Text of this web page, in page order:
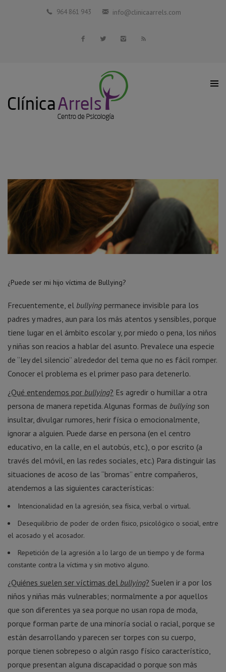
Blog
964 861 943 info@clinicaarrels.com
¿Puede ser mi hijo víctima de Bullying?
Frecuentemente, el bullying permanece invisible para los
padres y madres, aun para los más atentos y sensibles, porque
tiene lugar en el ámbito escolar y, por miedo o pena, los niños
y niñas son reacios a hablar del asunto. Prevalece una especie
de “ley del silencio” alrededor del tema que no es fácil romper.
Conocer el problema es el primer paso para detenerlo.
¿Qué entendemos por bullying? Es agredir o humillar a otra
persona de manera repetida. Algunas formas de bullying son
insultar, divulgar rumores, herir física o emocionalmente,
ignorar a alguien. Puede darse en persona (en el centro
educativo, en la calle, en el autobús, etc.), o por escrito (a
través del móvil, en las redes sociales, etc.) Para distinguir las
situaciones de acoso de las “bromas” entre compañeros,
atendemos a las siguientes características:
Intencionalidad en la agresión, sea física, verbal o virtual.
Desequilibrio de poder de orden físico, psicológico o social, entre
el acosado y el acosador.
Repetición de la agresión a lo largo de un tiempo y de forma
constante contra la víctima y sin motivo alguno.
¿Quiénes suelen ser víctimas del bullying? Suelen ir a por los
niños y niñas más vulnerables; normalmente a por aquellos
que son diferentes ya sea porque no usan ropa de moda,
porque forman parte de una minoría social o racial, porque se
están desarrollando y parecen ser torpes con su cuerpo,
porque tienen sobrepeso o algún rasgo físico característico,
porque presentan alguna discapacidad o porque son más